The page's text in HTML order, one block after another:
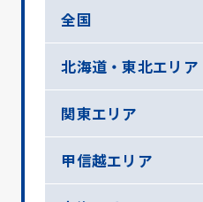
全国
北海道・東北エリア
関東エリア
甲信越エリア